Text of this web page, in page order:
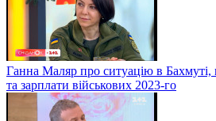
Ганна Маляр про ситуацію в Бахмуті,
та зарплати військових 2023-го